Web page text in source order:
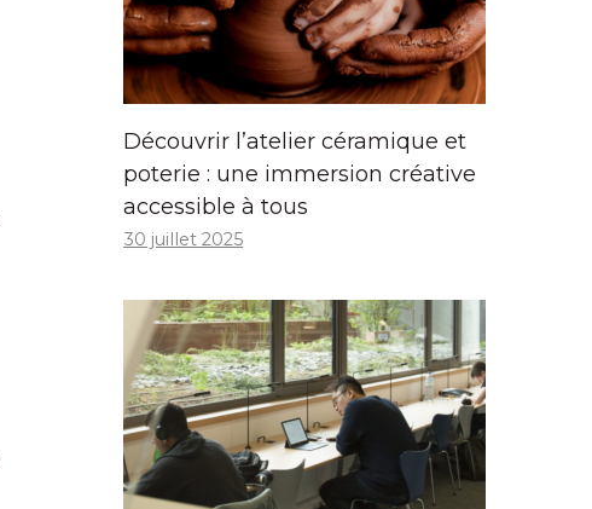
Découvrir l’atelier céramique et
poterie : une immersion créative
accessible à tous
30 juillet 2025